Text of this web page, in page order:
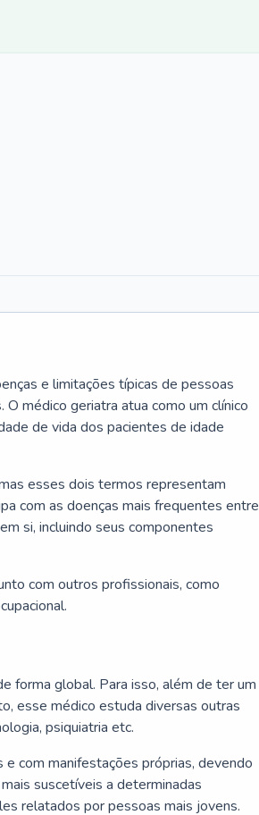
e limitações típicas de pessoas
médico geriatra atua como um clínico
de vida dos pacientes de idade
esses dois termos representam
com as doenças mais frequentes entre
si, incluindo seus componentes
com outros profissionais, como
forma global. Para isso, além de ter um
esse médico estuda diversas outras
psiquiatria etc.
com manifestações próprias, devendo
suscetíveis a determinadas
relatados por pessoas mais jovens.